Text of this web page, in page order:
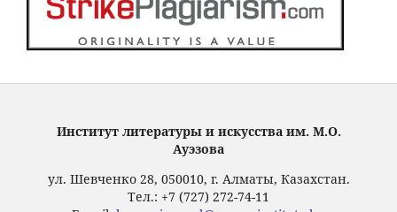
Институт литературы и искусства им. М.О.
Ауэзова
ул. Шевченко 28, 050010, г. Алматы, Казахстан.
Тел.: +7 (727) 272-74-11